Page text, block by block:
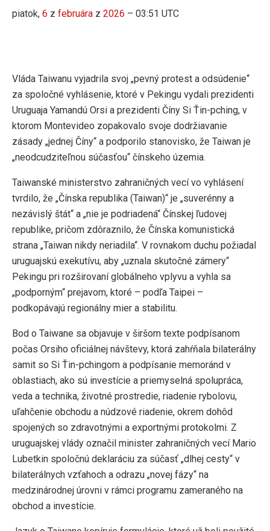
piatok, 6 z februára z 2026 – 03:51 UTC
Vláda Taiwanu vyjadrila svoj „pevný protest a odsúdenie“
za spoločné vyhlásenie, ktoré v Pekingu vydali prezidenti
Uruguaja Yamandú Orsi a prezidenti Číny Si Ťin-pching, v
ktorom Montevideo zopakovalo svoje dodržiavanie
zásady „jednej Číny“ a podporilo stanovisko, že Taiwan je
„neodcudziteľnou súčasťou“ čínskeho územia.
Taiwanské ministerstvo zahraničných vecí vo vyhlásení
tvrdilo, že „Čínska republika (Taiwan)“ je „suverénny a
nezávislý štát“ a „nie je podriadená“ Čínskej ľudovej
republike, pričom zdôraznilo, že Čínska komunistická
strana „Taiwan nikdy neriadila“. V rovnakom duchu požiadal
uruguajskú exekutívu, aby „uznala skutočné zámery“
Pekingu pri rozširovaní globálneho vplyvu a vyhla sa
„podporným“ prejavom, ktoré – podľa Taipei –
podkopávajú regionálny mier a stabilitu.
Bod o Taiwane sa objavuje v širšom texte podpísanom
počas Orsiho oficiálnej návštevy, ktorá zahŕňala bilaterálny
samit so Si Ťin-pchingom a podpísanie memoránd v
oblastiach, ako sú investície a priemyselná spolupráca,
veda a technika, životné prostredie, riadenie rybolovu,
uľahčenie obchodu a núdzové riadenie, okrem dohôd
spojených so zdravotnými a exportnými protokolmi. Z
uruguajskej vlády označil minister zahraničných vecí Mario
Lubetkin spoločnú deklaráciu za súčasť „dlhej cesty“ v
bilaterálnych vzťahoch a odrazu „novej fázy“ na
medzinárodnej úrovni v rámci programu zameraného na
obchod a investície.